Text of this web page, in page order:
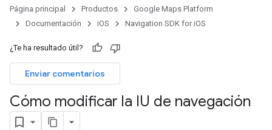
Página principal Productos
Google Maps Platform
Documentación
iOS Navigation SDK for iOS
¿Te ha resultado útil?
Enviar comentarios
Cómo modificar la IU de navegación